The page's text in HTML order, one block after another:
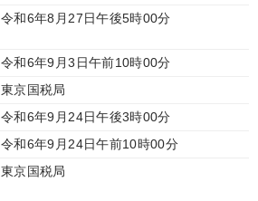
令和6年8月27日午後5時00分
令和6年9月3日午前10時00分
東京国税局
令和6年9月24日午後3時00分
令和6年9月24日午前10時00分
東京国税局